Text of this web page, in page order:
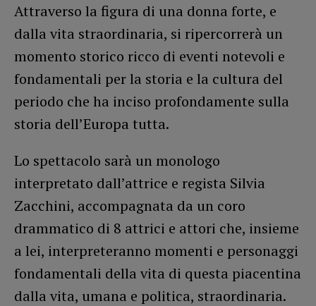
Attraverso la figura di una donna forte, e
dalla vita straordinaria, si ripercorrerà un
momento storico ricco di eventi notevoli e
fondamentali per la storia e la cultura del
periodo che ha inciso profondamente sulla
storia dell’Europa tutta.
Lo spettacolo sarà un monologo
interpretato dall’attrice e regista Silvia
Zacchini, accompagnata da un coro
drammatico di 8 attrici e attori che, insieme
a lei, interpreteranno momenti e personaggi
fondamentali della vita di questa piacentina
dalla vita, umana e politica, straordinaria.